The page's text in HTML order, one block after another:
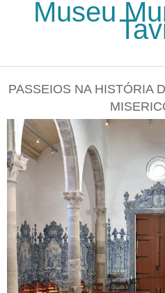
Passar para o conteúdo principal
Museu
PASSEIOS NA HISTÓRIA